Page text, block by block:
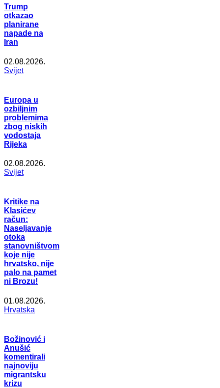
Trump
otkazao
planirane
napade na
Iran
02.08.2026.
Svijet
Europa u
ozbiljnim
problemima
zbog niskih
vodostaja
Rijeka
02.08.2026.
Svijet
Kritike na
Klasićev
račun:
Naseljavanje
otoka
stanovništvom
koje nije
hrvatsko, nije
palo na pamet
ni Brozu!
01.08.2026.
Hrvatska
Božinović i
Anušić
komentirali
najnoviju
migrantsku
krizu